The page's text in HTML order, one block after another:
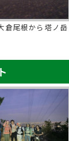
尾根から塔ノ岳